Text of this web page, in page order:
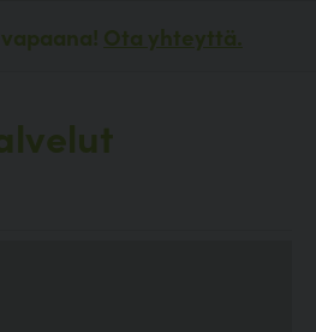
Ota yhteyttä.